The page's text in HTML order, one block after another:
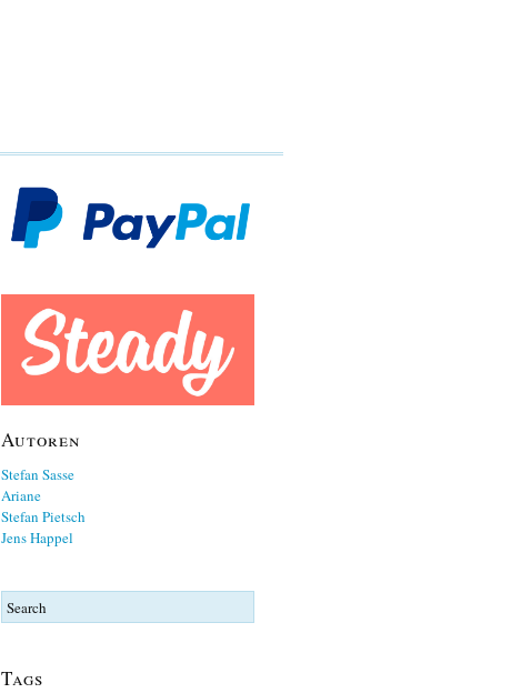
Autoren
Stefan Sasse
Ariane
Stefan Pietsch
Jens Happel
Tags